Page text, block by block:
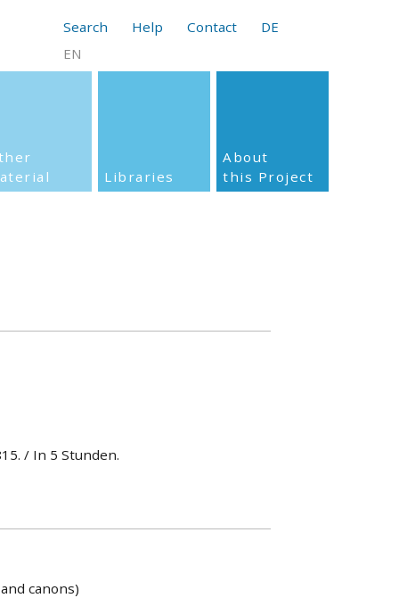
Search Help Contact
DE
EN
Libraries
About
this Project
/ In 5 Stunden.
canons)